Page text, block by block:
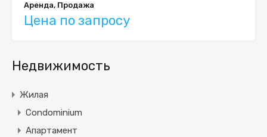
Аренда, Продажа
Цена по запросу
Недвижимость
Жилая
Condominium
Апартамент